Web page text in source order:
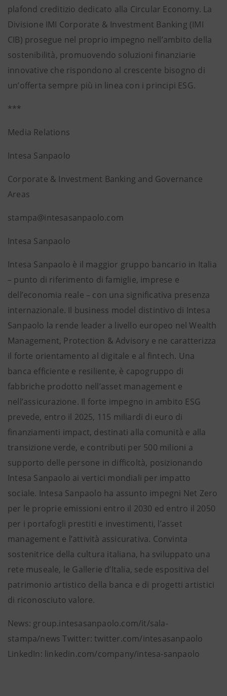
plafond creditizio dedicato alla Circular Economy. La
Divisione IMI Corporate & Investment Banking (IMI
CIB) prosegue nel proprio impegno nell’ambito della
sostenibilità, promuovendo soluzioni finanziarie
innovative che rispondono al crescente bisogno di
un’offerta sempre più in linea con i principi ESG.
***
Media Relations
Intesa Sanpaolo
Corporate & Investment Banking and Governance
Areas
stampa@intesasanpaolo.com
Intesa Sanpaolo
Intesa Sanpaolo è il maggior gruppo bancario in Italia
– punto di riferimento di famiglie, imprese e
dell’economia reale – con una significativa presenza
internazionale. Il business model distintivo di Intesa
Sanpaolo la rende leader a livello europeo nel Wealth
Management, Protection & Advisory e ne caratterizza
il forte orientamento al digitale e al fintech. Una
banca efficiente e resiliente, è capogruppo di
fabbriche prodotto nell’asset management e
nell’assicurazione. Il forte impegno in ambito ESG
prevede, entro il 2025, 115 miliardi di euro di
finanziamenti impact, destinati alla comunità e alla
transizione verde, e contributi per 500 milioni a
supporto delle persone in difficoltà, posizionando
Intesa Sanpaolo ai vertici mondiali per impatto
sociale. Intesa Sanpaolo ha assunto impegni Net Zero
per le proprie emissioni entro il 2030 ed entro il 2050
per i portafogli prestiti e investimenti, l’asset
management e l’attività assicurativa. Convinta
sostenitrice della cultura italiana, ha sviluppato una
rete museale, le Gallerie d’Italia, sede espositiva del
patrimonio artistico della banca e di progetti artistici
di riconosciuto valore.
News: group.intesasanpaolo.com/it/sala-
stampa/news Twitter: twitter.com/intesasanpaolo
LinkedIn: linkedin.com/company/intesa-sanpaolo